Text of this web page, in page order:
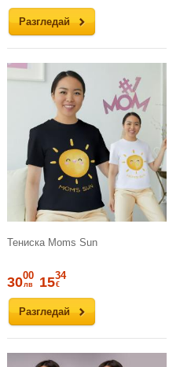
Разгледай
Тениска Moms Sun
Разгледай
3000
лв 1534
€